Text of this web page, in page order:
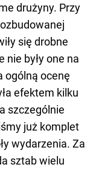
drużyny. Przy
się drobne
nie były one na
ogólną ocenę
efektem kilku
szczególnie
już komplet
wydarzenia. Za
sztab wielu